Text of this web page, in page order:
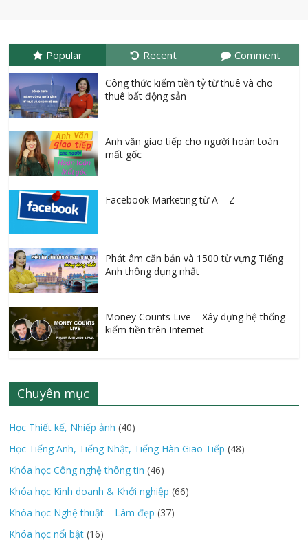
Popular Recent Comment
Công thức kiếm tiền tỷ từ thuê và cho
thuê bất động sản
Anh văn giao tiếp cho người hoàn toàn
mất gốc
Facebook Marketing từ A – Z
Phát âm căn bản và 1500 từ vựng Tiếng
Anh thông dụng nhất
Money Counts Live – Xây dựng hệ thống
kiếm tiền trên Internet
Chuyên mục
Học Thiết kế, Nhiếp ảnh (40)
Học Tiếng Anh, Tiếng Nhật, Tiếng Hàn Giao Tiếp (48)
Khóa học Công nghệ thông tin (46)
Khóa học Kinh doanh & Khởi nghiệp (66)
Khóa học Nghệ thuật – Làm đẹp (37)
Khóa học nổi bật (16)